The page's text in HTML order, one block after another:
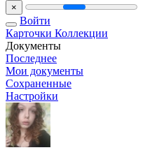
×
Войти
Карточки Коллекции
Документы
Последнее
Мои документы
Сохраненные
Настройки